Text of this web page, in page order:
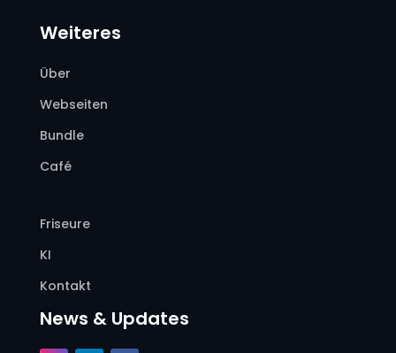
Weiteres
Über
Webseiten
Bundle
Café
Friseure
KI
Kontakt
News & Updates